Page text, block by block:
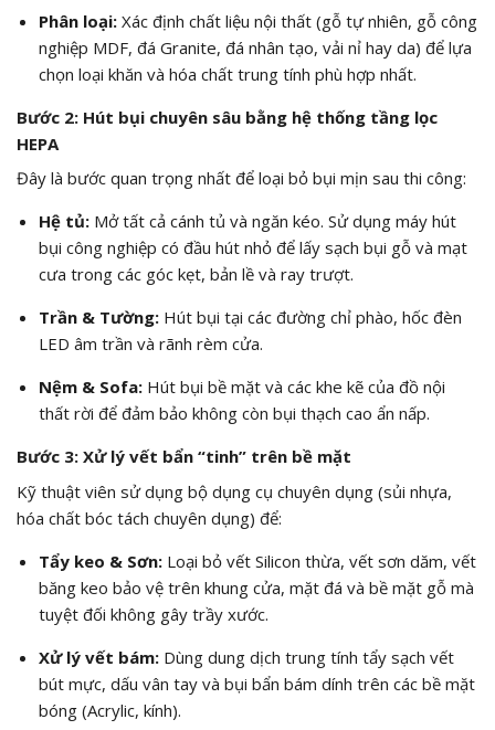
Phân loại:Xác định chất liệu nội thất (gỗ tự nhiên, gỗ công
nghiệp MDF, đá Granite, đá nhân tạo, vải nỉ hay da) để lựa
chọn loại khăn và hóa chất trung tính phù hợp nhất.
Bước 2: Hút bụi chuyên sâu bằng hệ thống tầng lọc
HEPA
Đây là bước quan trọng nhất để loại bỏ bụi mịn sau thi công:
Hệ tủ:Mở tất cả cánh tủ và ngăn kéo. Sử dụng máy hút
bụi công nghiệp có đầu hút nhỏ để lấy sạch bụi gỗ và mạt
cưa trong các góc kẹt, bản lề và ray trượt.
Trần & Tường:Hút bụi tại các đường chỉ phào, hốc đèn
LED âm trần và rãnh rèm cửa.
Nệm & Sofa:Hút bụi bề mặt và các khe kẽ của đồ nội
thất rời để đảm bảo không còn bụi thạch cao ẩn nấp.
Bước 3: Xử lý vết bẩn “tinh” trên bề mặt
Kỹ thuật viên sử dụng bộ dụng cụ chuyên dụng (sủi nhựa,
hóa chất bóc tách chuyên dụng) để:
Tẩy keo & Sơn:Loại bỏ vết Silicon thừa, vết sơn dăm, vết
băng keo bảo vệ trên khung cửa, mặt đá và bề mặt gỗ mà
tuyệt đối không gây trầy xước.
Xử lý vết bám:Dùng dung dịch trung tính tẩy sạch vết
bút mực, dấu vân tay và bụi bẩn bám dính trên các bề mặt
bóng (Acrylic, kính).